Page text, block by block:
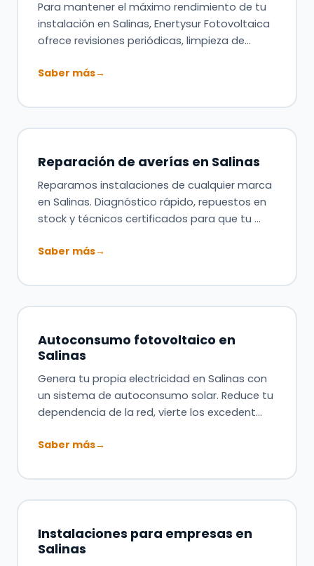
Para mantener el máximo rendimiento de tu
instalación en Salinas, Enertysur Fotovoltaica
ofrece revisiones periódicas, limpieza de…
Saber más→
Reparación de averías en Salinas
Reparamos instalaciones de cualquier marca
en Salinas. Diagnóstico rápido, repuestos en
stock y técnicos certificados para que tu …
Saber más→
Autoconsumo fotovoltaico en
Salinas
Genera tu propia electricidad en Salinas con
un sistema de autoconsumo solar. Reduce tu
dependencia de la red, vierte los excedent…
Saber más→
Instalaciones para empresas en
Salinas